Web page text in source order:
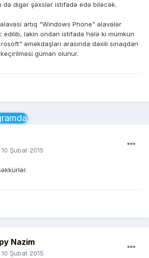
də digər şəxslər istifadə edə biləcək.
artıq "Windows Phone" əlavələr
edilib, lakin ondan istifadə hələ ki mümkün
əməkdaşları arasında daxili sınaqdan
keçirilməsi güman olunur.
10 Şubat 2015
Nazim
10 Şubat 2015